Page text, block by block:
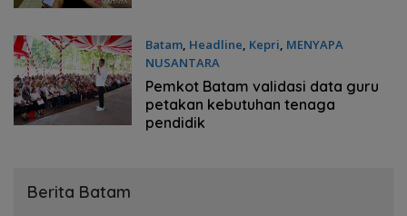
Batam, Headline, Kepri, MENYAPA
NUSANTARA
Jumat, 07/08/2026 - 19:19 WIB
Pemkot Batam validasi data guru
petakan kebutuhan tenaga
pendidik
Berita Batam